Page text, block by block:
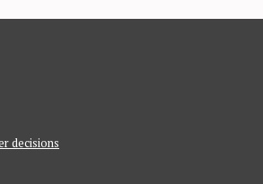
decisions